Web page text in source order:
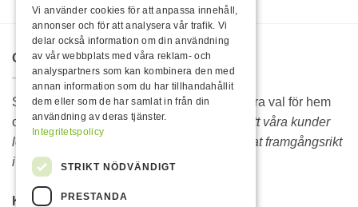
OM OSS
Sedan 1986 är Rojo hela Sveriges självklara val för hem
och fritidsprodukter.Vi lever vidare därför att våra kunder
lever vidare. Sortimentet hos Rojo är bevisat framgångsrikt
i över 35 år.
KONTAKTA OSS
Vi använder cookies för att anpassa innehåll,
annonser och för att analysera vår trafik. Vi
delar också information om din användning
av vår webbplats med våra reklam- och
analyspartners som kan kombinera den med
annan information som du har tillhandahållit
dem eller som de har samlat in från din
användning av deras tjänster.
Integritetspolicy
STRIKT NÖDVÄNDIGT
PRESTANDA